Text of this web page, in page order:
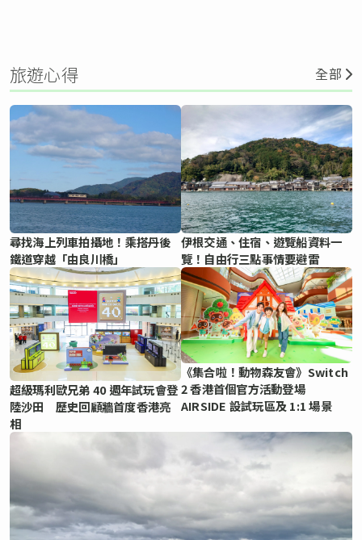
旅遊心得 全部
尋找海上列車拍攝地！乘搭丹後
鐵道穿越「由良川橋」
伊根交通、住宿、遊覽船資料一
覽！自由行三點事情要避雷
超級瑪利歐兄弟 40 週年試玩會登
陸沙田 歷史回顧牆首度香港亮
相
《集合啦！動物森友會》Switch
2 香港首個官方活動登場
AIRSIDE 設試玩區及 1:1 場景